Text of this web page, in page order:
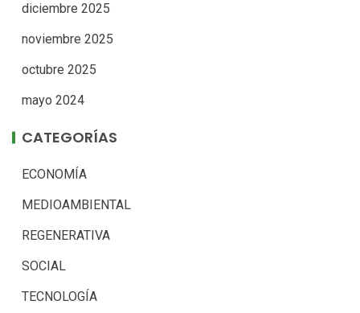
diciembre 2025
noviembre 2025
octubre 2025
mayo 2024
CATEGORÍAS
ECONOMÍA
MEDIOAMBIENTAL
REGENERATIVA
SOCIAL
TECNOLOGÍA